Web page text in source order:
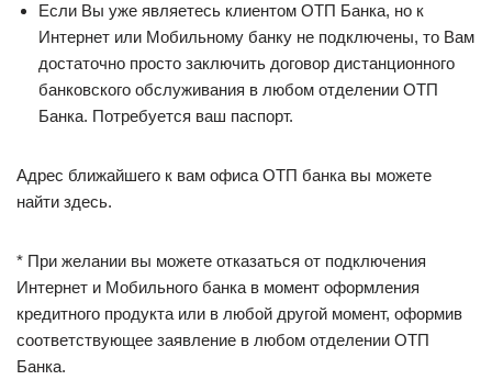
Если Вы уже являетесь клиентом ОТП Банка, но к
Интернет или Мобильному банку не подключены, то Вам
достаточно просто заключить договор дистанционного
банковского обслуживания в любом отделении ОТП
Банка. Потребуется ваш паспорт.
Адрес ближайшего к вам офиса ОТП банка вы можете
найти здесь.
* При желании вы можете отказаться от подключения
Интернет и Мобильного банка в момент оформления
кредитного продукта или в любой другой момент, оформив
соответствующее заявление в любом отделении ОТП
Банка.